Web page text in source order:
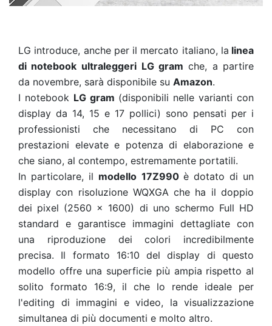
LG introduce, anche per il mercato italiano, la linea
di notebook ultraleggeri LG gram che, a partire
da novembre, sarà disponibile su Amazon.
I notebook LG gram (disponibili nelle varianti con
display da 14, 15 e 17 pollici) sono pensati per i
professionisti che necessitano di PC con
prestazioni elevate e potenza di elaborazione e
che siano, al contempo, estremamente portatili.
In particolare, il modello 17Z990è dotato di un
display con risoluzione WQXGA che ha il doppio
dei pixel (2560 x 1600) di uno schermo Full HD
standard e garantisce immagini dettagliate con
una riproduzione dei colori incredibilmente
precisa. Il formato 16:10 del display di questo
modello offre una superficie più ampia rispetto al
solito formato 16:9, il che lo rende ideale per
l'editing di immagini e video, la visualizzazione
simultanea di più documenti e molto altro.